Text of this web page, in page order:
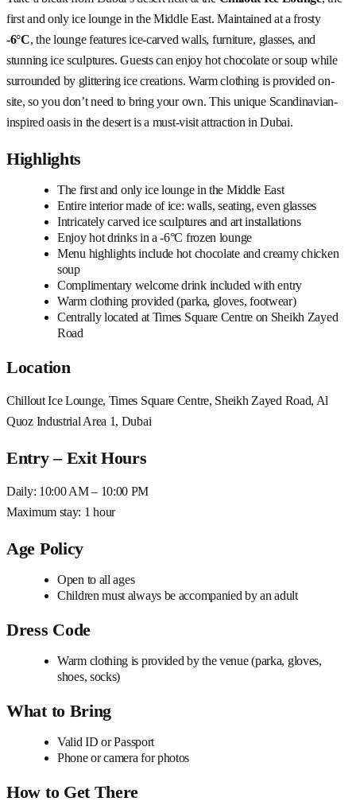
first and only ice lounge in the Middle East. Maintained at a frosty
-6°C, the lounge features ice-carved walls, furniture, glasses, and
stunning ice sculptures. Guests can enjoy hot chocolate or soup while
surrounded by glittering ice creations. Warm clothing is provided on-
site, so you don’t need to bring your own. This unique Scandinavian-
inspired oasis in the desert is a must-visit attraction in Dubai.
Highlights
The first and only ice lounge in the Middle East
Entire interior made of ice: walls, seating, even glasses
Intricately carved ice sculptures and art installations
Enjoy hot drinks in a -6°C frozen lounge
Menu highlights include hot chocolate and creamy chicken
soup
Complimentary welcome drink included with entry
Warm clothing provided (parka, gloves, footwear)
Centrally located at Times Square Centre on Sheikh Zayed
Road
Location
Chillout Ice Lounge, Times Square Centre, Sheikh Zayed Road, Al
Quoz Industrial Area 1, Dubai
Entry – Exit Hours
Daily: 10:00 AM – 10:00 PM
Maximum stay: 1 hour
Age Policy
Open to all ages
Children must always be accompanied by an adult
Dress Code
Warm clothing is provided by the venue (parka, gloves,
shoes, socks)
What to Bring
Valid ID or Passport
Phone or camera for photos
How to Get There